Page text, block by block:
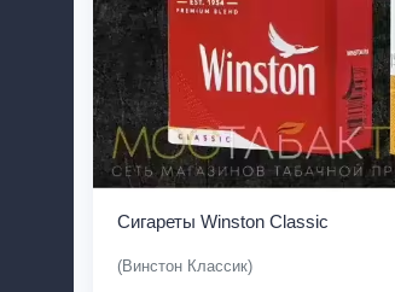
Сигареты Winston Classic
(Винстон Классик)